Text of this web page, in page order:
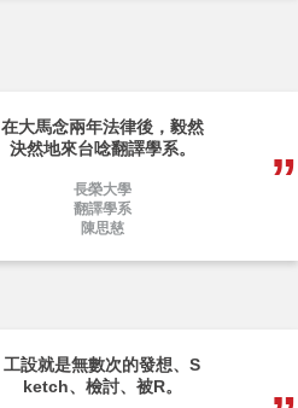
在大馬念兩年法律後，毅然
決然地來台唸翻譯學系。
長榮大學
翻譯學系
陳思慈
工設就是無數次的發想、S
ketch、檢討、被R。